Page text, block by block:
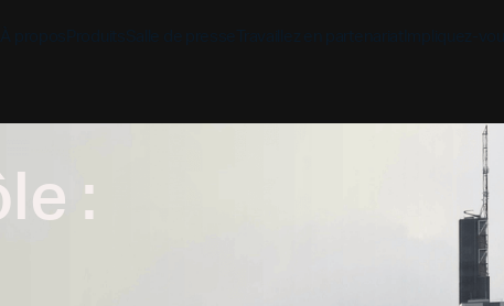
Hubs
Vue d'ensemble des
Partenaires de contenu
: